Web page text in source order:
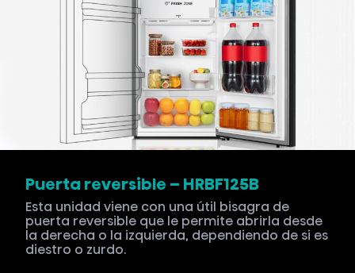
Puerta reversible – HRBF125B
Esta unidad viene con una útil bisagra de
puerta reversible que le permite abrirla desde
la derecha o la izquierda, dependiendo de si es
diestro o zurdo.